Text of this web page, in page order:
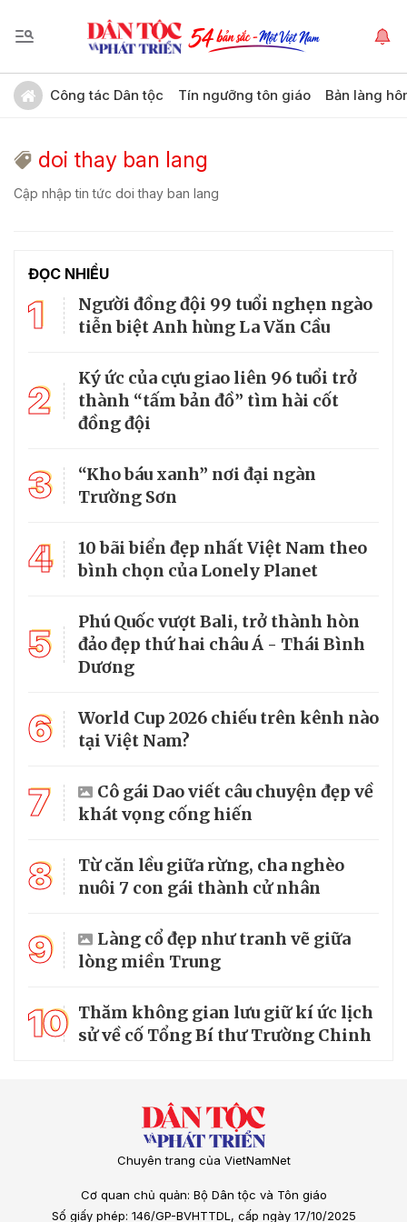
Công tác Dân tộc Tín ngưỡng tôn giáo Bản làng
doi thay ban lang
Cập nhập tin tức doi thay ban lang
ĐỌC NHIỀU
1
Người đồng đội 99 tuổi nghẹn ngào
tiễn biệt Anh hùng La Văn Cầu
2
Ký ức của cựu giao liên 96 tuổi trở
thành “tấm bản đồ” tìm hài cốt
đồng đội
3
“Kho báu xanh” nơi đại ngàn
Trường Sơn
4
10 bãi biển đẹp nhất Việt Nam theo
bình chọn của Lonely Planet
5
Phú Quốc vượt Bali, trở thành hòn
đảo đẹp thứ hai châu Á - Thái Bình
Dương
6
World Cup 2026 chiếu trên kênh nào
tại Việt Nam?
7
Cô gái Dao viết câu chuyện đẹp về
khát vọng cống hiến
8
Từ căn lều giữa rừng, cha nghèo
nuôi 7 con gái thành cử nhân
9
Làng cổ đẹp như tranh vẽ giữa
lòng miền Trung
10 Thăm không gian lưu giữ kí ức lịch
sử về cố Tổng Bí thư Trường Chinh
Chuyên trang của VietNamNet
Cơ quan chủ quản: Bộ Dân tộc và Tôn giáo
Số giấy phép: 146/GP-BVHTTDL, cấp ngày 17/10/2025